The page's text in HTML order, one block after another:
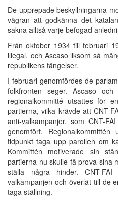
De upprepade beskyllningarna
vägran att godkänna det
sakna alltså varje befogad
Från oktober 1934 till februari
illegal, och Ascaso liksom så
republikens fängelser.
I februari genomfördes de
folkfronten seger. Ascaso
regionalkommitté utsattes för
partierna, vilka krävde att CNT-
anti-valkampanjer, som CNT-
genomfört.
tidpunkt taga upp parollen om
Kommittén motiverade sin
partierna nu skulle få prova sina
ställa några hinder. CNT-
valkampanjen och överlät till de
taga ställning.